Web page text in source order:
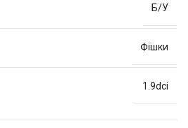
Б/У
Фішки
1.9dci